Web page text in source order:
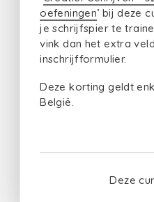
oefeningen’ bij deze
je schrijfspier te
vink dan het extra
inschrijfformulier.
Deze korting geldt
België.
Deze